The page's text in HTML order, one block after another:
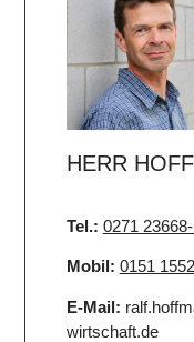
HERR
Tel.: 0271
Mobil: 0151
E-Mail:
wirtschaft.de